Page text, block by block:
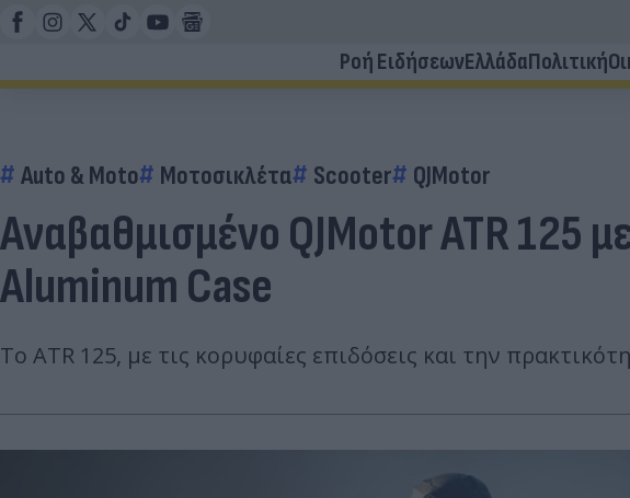
Ροή ΕιδήσεωνΕλλάδαΠολιτική
Auto & Moto Μοτοσικλέτα Scooter QJMotor
Αναβαθμισμένο QJMotor ATR 125
Aluminum Case
Το ATR 125, με τις κορυφαίες επιδόσεις και την